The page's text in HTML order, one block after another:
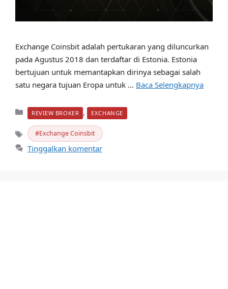
Exchange Coinsbit adalah pertukaran yang diluncurkan
pada Agustus 2018 dan terdaftar di Estonia. Estonia
bertujuan untuk memantapkan dirinya sebagai salah
satu negara tujuan Eropa untuk … Baca Selengkapnya
Kategori
REVIEW BROKER , EXCHANGE
Tag Exchange Coinsbit
Tinggalkan komentar